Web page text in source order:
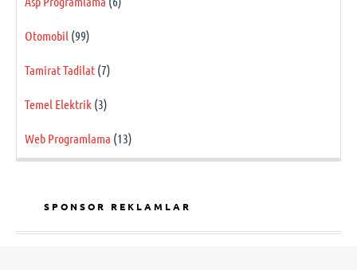
Otomobil (99)
Tamirat Tadilat (7)
Temel Elektrik (3)
Web Programlama (13)
SPONSOR REKLAMLAR